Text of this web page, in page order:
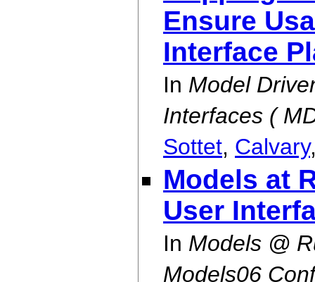
Ensure
Interface
In Model
Interfaces (
Sottet, Calvary
Models at
User
In Models @
Models06